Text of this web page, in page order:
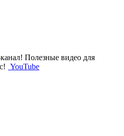
Полезные видео для
YouTube